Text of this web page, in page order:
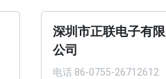
深圳市正联电子有限
公司
电话 86-0755-26712612